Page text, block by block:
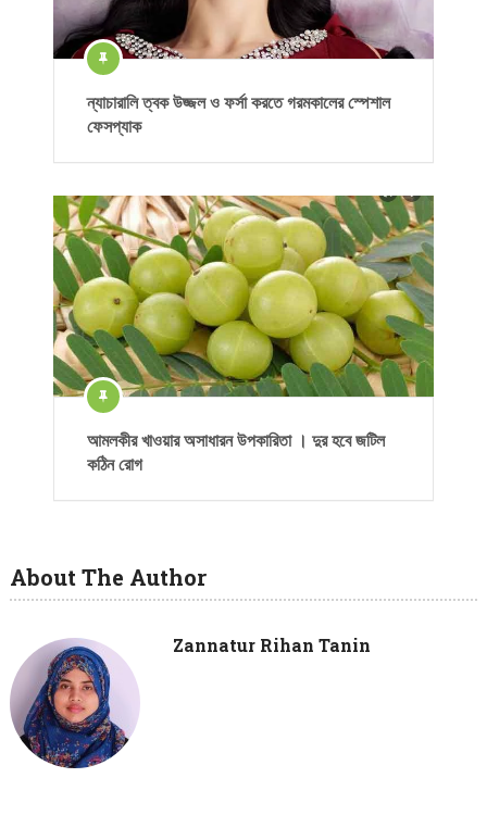
ন্যাচারালি ত্বক উজ্জল ও ফর্সা করতে গরমকালের স্পেশাল
ফেসপ্যাক
আমলকীর খাওয়ার অসাধারন উপকারিতা । দুর হবে জটিল
কঠিন রোগ
About The Author
Zannatur Rihan Tanin